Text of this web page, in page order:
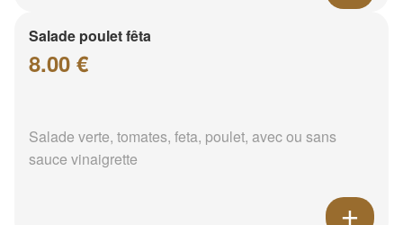
Salade poulet fêta
8.00 €
Salade verte, tomates, feta, poulet, avec ou sans
sauce vinaigrette